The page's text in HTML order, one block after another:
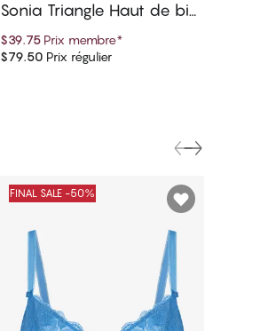
Ajouter au panier
Sonia Triangle Haut de biki
$39.75 Prix membre*
$79.50Prix régulier
FINAL SALE -50%